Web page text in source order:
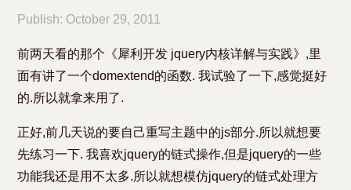
Publish: October 29, 2011
前两天看的那个《犀利开发 jquery内核详解与实践》,里
面有讲了一个domextend的函数. 我试验了一下,感觉挺好
的.所以就拿来用了.
正好,前几天说的要自己重写主题中的js部分.所以就想要
先练习一下. 我喜欢jquery的链式操作,但是jquery的一些
功能我还是用不太多.所以就想模仿jquery的链式处理方